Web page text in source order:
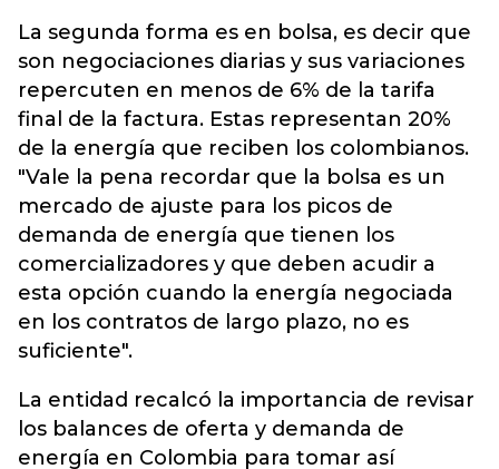
La segunda forma es en bolsa, es decir que
son negociaciones diarias y sus variaciones
repercuten en menos de 6% de la tarifa
final de la factura. Estas representan 20%
de la energía que reciben los colombianos.
"Vale la pena recordar que la bolsa es un
mercado de ajuste para los picos de
demanda de energía que tienen los
comercializadores y que deben acudir a
esta opción cuando la energía negociada
en los contratos de largo plazo, no es
suficiente".
La entidad recalcó la importancia de revisar
los balances de oferta y demanda de
energía en Colombia para tomar así